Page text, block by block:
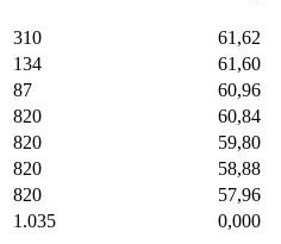
310
61,62
134
61,60
87
60,96
820
60,84
820
59,80
820
58,88
820
57,96
1.035
0,000